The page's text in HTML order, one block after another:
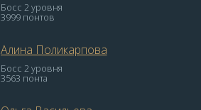
Босс 2 уровня
3999 понтов
Алина Поликарпова
Босс 2 уровня
3563 понта